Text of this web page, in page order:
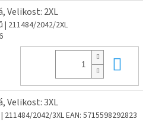
Velikost: 2XL
| 211484/2042/2XL
Velikost: 3XL
| 211484/2042/3XLEAN: 5715598292823